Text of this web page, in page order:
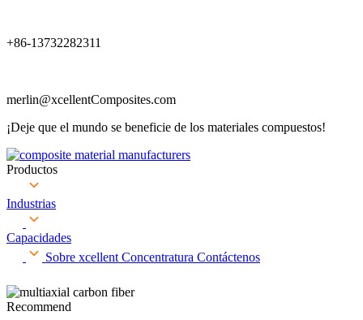
+86-13732282311
merlin@xcellentComposites.com
¡Deje que el mundo se beneficie de los materiales compuestos!
Productos
Industrias
Capacidades
Sobre xcellent Concentratura Contáctenos
Recommend